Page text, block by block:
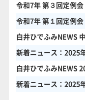
令和7年 第３回定例会
令和7年 第１回定例会
白井ひでふみNEWS
新着ニュース：2025
白井ひでふみNEWS
新着ニュース：2025